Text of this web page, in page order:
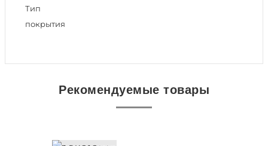
Тип
покрытия
Рекомендуемые товары